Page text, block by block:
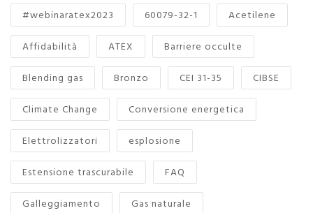
#webinaratex2023
60079-32-1
Acetilene
Affidabilità
ATEX
Barriere occulte
Blending gas
Bronzo CEI 31-35
CIBSE
Climate Change
Conversione energetica
Elettrolizzatori
esplosione
Estensione trascurabile
FAQ
Galleggiamento
Gas naturale